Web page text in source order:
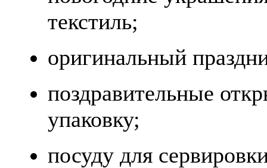
текстиль;
оригинальный
поздравительные
упаковку;
посуду для